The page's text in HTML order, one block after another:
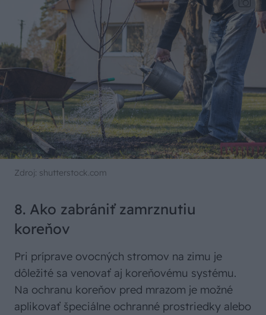
Zdroj: shutterstock.com
8. Ako zabrániť zamrznutiu
koreňov
Pri príprave ovocných stromov na zimu je
dôležité sa venovať aj koreňovému systému.
Na ochranu koreňov pred mrazom je možné
aplikovať špeciálne ochranné prostriedky alebo